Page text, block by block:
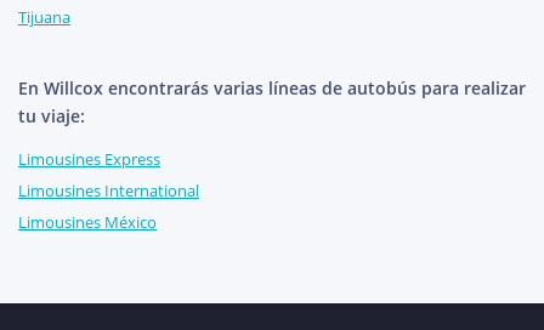
Tijuana
En Willcox encontrarás varias líneas de autobús para realizar
tu viaje:
Limousines Express
Limousines International
Limousines México